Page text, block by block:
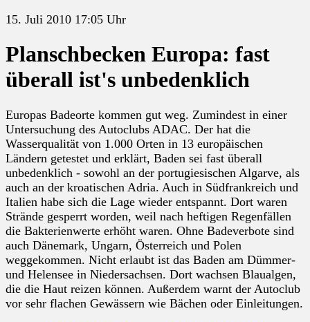
15. Juli 2010 17:05 Uhr
Planschbecken Europa: fast
überall ist's unbedenklich
Europas Badeorte kommen gut weg. Zumindest in einer
Untersuchung des Autoclubs ADAC. Der hat die
Wasserqualität von 1.000 Orten in 13 europäischen
Ländern getestet und erklärt, Baden sei fast überall
unbedenklich - sowohl an der portugiesischen Algarve, als
auch an der kroatischen Adria. Auch in Südfrankreich und
Italien habe sich die Lage wieder entspannt. Dort waren
Strände gesperrt worden, weil nach heftigen Regenfällen
die Bakterienwerte erhöht waren. Ohne Badeverbote sind
auch Dänemark, Ungarn, Österreich und Polen
weggekommen. Nicht erlaubt ist das Baden am Dümmer-
und Helensee in Niedersachsen. Dort wachsen Blaualgen,
die die Haut reizen können. Außerdem warnt der Autoclub
vor sehr flachen Gewässern wie Bächen oder Einleitungen.